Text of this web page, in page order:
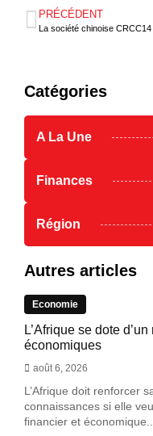
PRÉCÉDENT
Catégories
A La Une
Finances
Région
Autres articles
Economie
L’Afrique se dote
économiques
août 6, 2026
L’Afrique doit renforcer
connaissances si elle
financier et